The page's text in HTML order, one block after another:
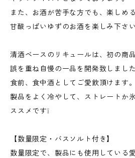
また、お酒が苦手な方でも、楽しめ
甘酸っぱいゆずのお酒を楽しみ下さい
清酒ベースのリキュールは、初の商
誤を重ね自慢の一品を開発致しました
食前、食中酒としてご愛飲頂けます。
製品をよく冷やして、ストレートか
ススメです❕
【数量限定・バスソルト付き】
数量限定で、製品にも使用している